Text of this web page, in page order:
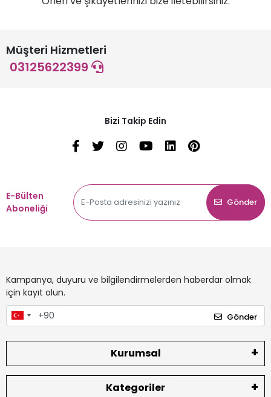
Müşteri Hizmetleri
03125622399
Bizi Takip Edin
E-Bülten
Aboneliği
Gönder
Kampanya, duyuru ve bilgilendirmelerden haberdar olmak
için kayıt olun.
Gönder
Kurumsal
Kategoriler